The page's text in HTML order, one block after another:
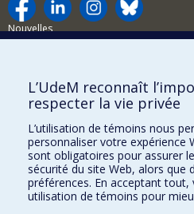
Nouvelles
Comment soutenir le Département?
BESOIN D'AIDE?
Plan du site
Signaler une erreur
Accessibilité
FACULTÉ DES ARTS ET DES SCIENCES
L’UdeM reconnaît
respecter la vie privée
L’utilisation de témoins nous
personnaliser votre expérience
sont obligatoires pour assurer
sécurité du site Web, alors que
préférences. En acceptant
utilisation de témoins pour